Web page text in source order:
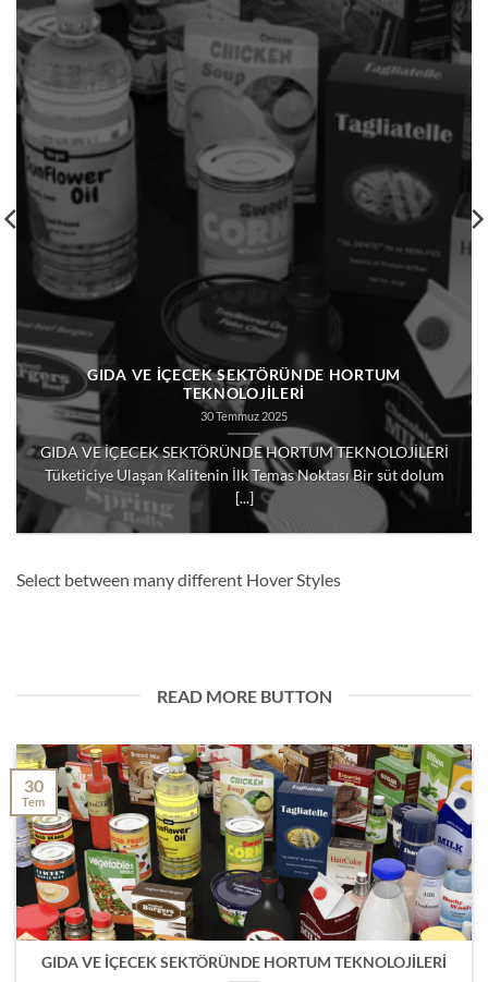
GIDA VE İÇECEK SEKTÖRÜNDE HORTUM
TEKNOLOJİLERİ
30 Temmuz 2025
GIDA VE İÇECEK SEKTÖRÜNDE HORTUM TEKNOLOJİLERİ
Tüketiciye Ulaşan Kalitenin İlk Temas Noktası Bir süt dolum
[...]
Select between many different Hover Styles
READ MORE BUTTON
GIDA VE İÇECEK SEKTÖRÜNDE HORTUM TEKNOLOJİLERİ
30
Tem